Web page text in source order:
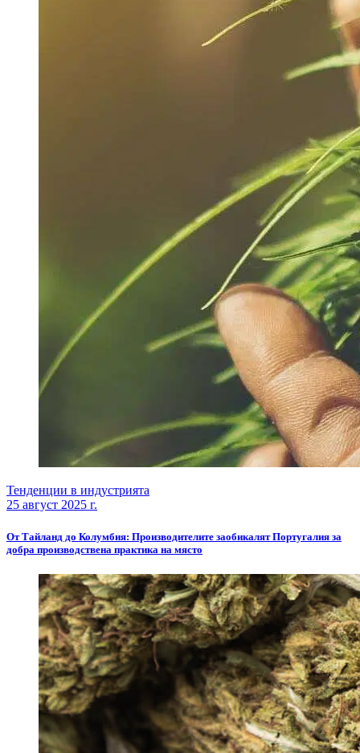
Тенденции в индустрията
25 август 2025 г.
От Тайланд до Колумбия: Производителите заобикалят Португалия за
добра производствена практика на място